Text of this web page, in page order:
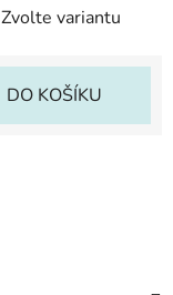
Zvolte variantu
DO KOŠÍKU